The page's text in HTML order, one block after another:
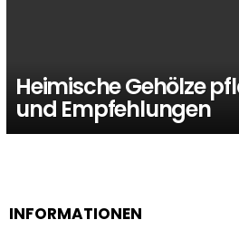
Heimische Gehölze
und Empfehlungen
INFORMATIONEN